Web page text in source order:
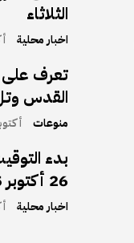
الثلاثاء
اخبار محلية
تعرف على
القدس
منوعات أكتوبر 12,
بدء
26 أكتوبر 2025
اخبار محلية